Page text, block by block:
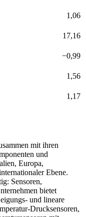
1,06
17,16
−0,99
1,56
1,17
mit ihren
und
Europa,
Ebene.
Sensoren,
bietet
und lineare
Drucksensoren,